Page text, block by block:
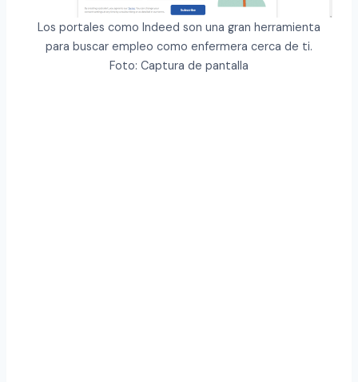
Los portales como Indeed son una gran herramienta
para buscar empleo como enfermera cerca de ti.
Foto: Captura de pantalla